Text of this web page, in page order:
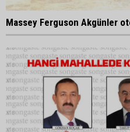
Massey Ferguson Akgünler